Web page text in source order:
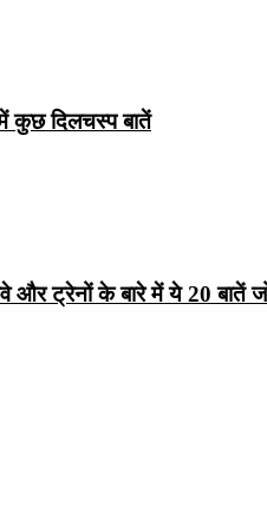
कुछ दिलचस्प बातें
ट्रेनों के बारे में ये 20 बातें